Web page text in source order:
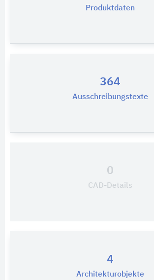
Produktdaten
364
Ausschreibungstexte
0
CAD-Details
4
Architekturobjekte